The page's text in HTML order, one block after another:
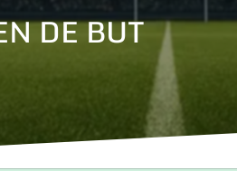
DE BUT